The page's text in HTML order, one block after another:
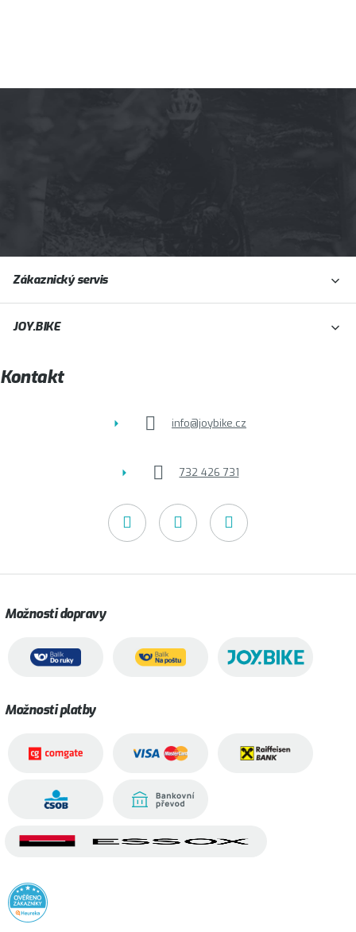
t
í
Zákaznický servis
JOY.BIKE
Kontakt
info@joybike.cz
732 426 731
Možnosti dopravy
Možnosti platby